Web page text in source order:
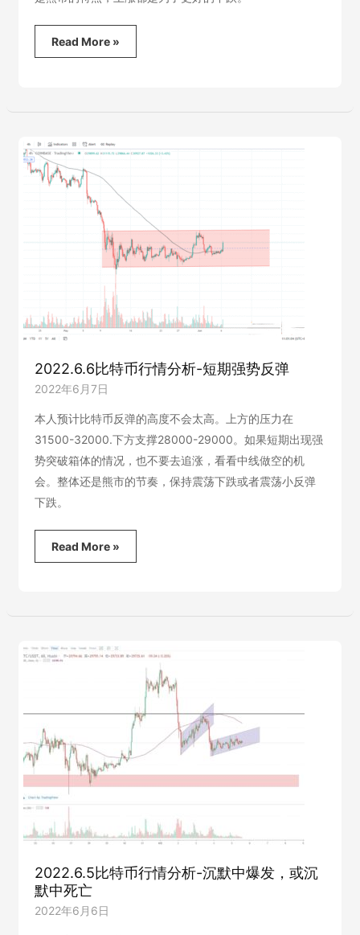
2022.6.7
比
情
析-
熊
市
行
Read More »
2022.6.6比特币行情分析-短期强势反弹
2022年6月7日
本人预计比特币反弹的高度不会太高。上方的压力在
31500-32000.下方支撑28000-29000。如果短期出现强
势突破箱体的情况，也不要去追涨，看看中线做空的机
会。整体还是熊市的节奏，保持震荡下跌或者震荡小反弹
下跌。
2022.6.6
比
析-
势
弹
Read More »
2022.6.5比特币行情分析-沉默中爆发，或沉
默中死亡
2022年6月6日